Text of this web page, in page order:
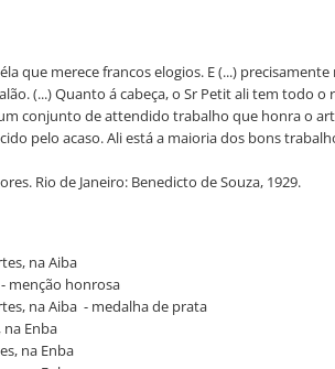
que merece francos elogios. E (...)
(...) Quanto á cabeça, o Sr Petit ali tem
conjunto de attendido trabalho que honra o
pelo acaso. Ali está a maioria dos bons
Rio de Janeiro: Benedicto de Souza, 1929.
na Aiba
- menção honrosa
na Aiba - medalha de prata
na Enba
na Enba